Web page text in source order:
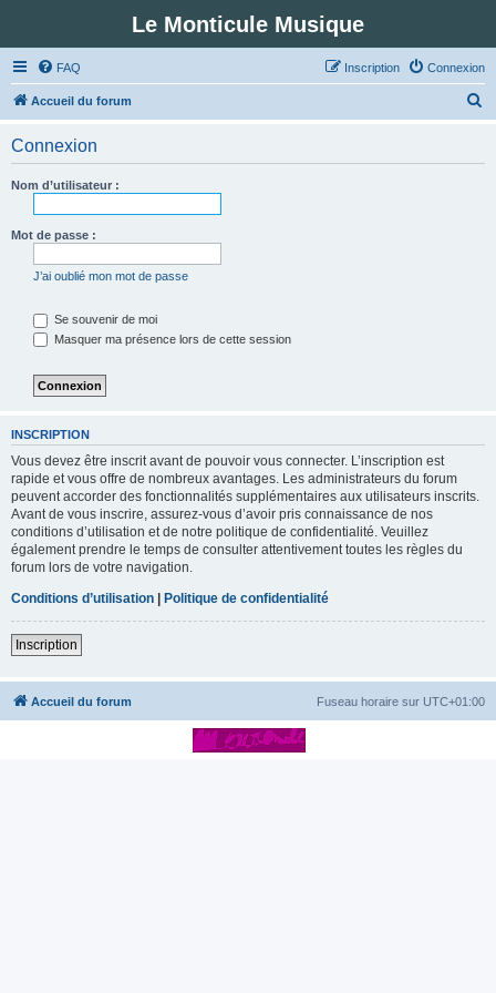
Le Monticule Musique
FAQ Connexion
Inscription
Accueil du forum
Connexion
Nom d’utilisateur :
Mot de passe :
J’ai oublié mon mot de passe
Se souvenir de moi
Masquer ma présence lors de cette session
INSCRIPTION
Vous devez être inscrit avant de pouvoir vous connecter. L’inscription est
rapide et vous offre de nombreux avantages. Les administrateurs du forum
peuvent accorder des fonctionnalités supplémentaires aux utilisateurs inscrits.
Avant de vous inscrire, assurez-vous d’avoir pris connaissance de nos
conditions d’utilisation et de notre politique de confidentialité. Veuillez
également prendre le temps de consulter attentivement toutes les règles du
forum lors de votre navigation.
Conditions d’utilisation | Politique de confidentialité
Inscription
Accueil du forum Fuseau horaire sur UTC+01:00